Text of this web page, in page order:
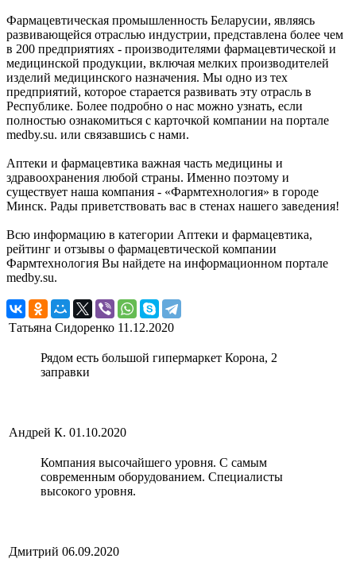
Фармацевтическая промышленность Беларусии, являясь
развивающейся отраслью индустрии, представлена более чем
в 200 предприятиях - производителями фармацевтической и
медицинской продукции, включая мелких производителей
изделий медицинского назначения. Мы одно из тех
предприятий, которое старается развивать эту отрасль в
Республике. Более подробно о нас можно узнать, если
полностью ознакомиться с карточкой компании на портале
medby.su. или связавшись с нами.
Аптеки и фармацевтика важная часть медицины и
здравоохранения любой страны. Именно поэтому и
существует наша компания - «Фармтехнология» в городе
Минск. Рады приветствовать вас в стенах нашего заведения!
Всю информацию в категории Аптеки и фармацевтика,
рейтинг и отзывы о фармацевтической компании
Фармтехнология Вы найдете на информационном портале
medby.su.
Татьяна Сидоренко 11.12.2020
Рядом есть большой гипермаркет Корона, 2
заправки
Андрей К. 01.10.2020
Компания высочайшего уровня. С самым
современным оборудованием. Специалисты
высокого уровня.
Дмитрий 06.09.2020